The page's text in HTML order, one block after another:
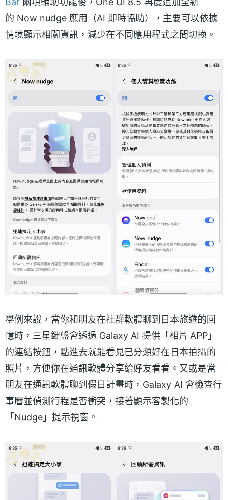
的 Now nudge 應用（AI 即時協助），主要可以依據
情境顯示相關資訊，減少在不同應用程式之間切換。
舉例來說，當你和朋友在社群軟體聊到日本旅遊的回
憶時，三星鍵盤會透過 Galaxy AI 提供「相片 APP」
的連結按鈕，點進去就能看見已分類好在日本拍攝的
照片，方便你在通訊軟體分享給好友看看。又或是當
朋友在通訊軟體聊到假日計畫時，Galaxy AI 會檢查行
事曆並偵測行程是否衝突，接著顯示客製化的
「Nudge」提示視窗。